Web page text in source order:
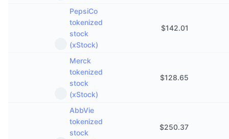
PepsiCo
tokenized
stock
(xStock)
$142.01
Merck
tokenized
stock
(xStock)
$128.65
AbbVie
tokenized
stock
$250.37